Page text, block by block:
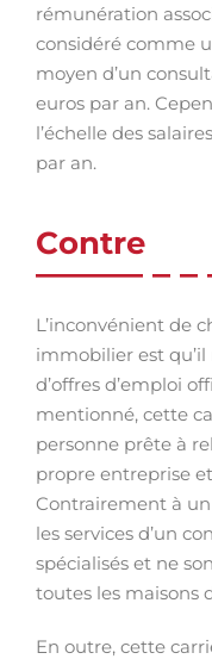
rémunération
considéré comme
moyen d’un
euros par an.
l’échelle des
par an.
Contre
L’inconvénient de
immobilier est
d’offres d’emploi
mentionné, cette
personne prête à
propre entreprise
Contrairement à
les services d’un
spécialisés et ne
toutes les maisons
En outre, cette